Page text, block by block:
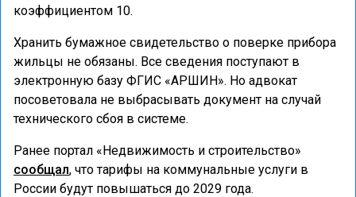
коэффициентом 10.
Хранить бумажное свидетельство о поверке прибора
жильцы не обязаны. Все сведения поступают в
электронную базу ФГИС «АРШИН». Но адвокат
посоветовала не выбрасывать документ на случай
технического сбоя в системе.
Ранее портал «Недвижимость и строительство»
сообщал, что тарифы на коммунальные услуги в
России будут повышаться до 2029 года.